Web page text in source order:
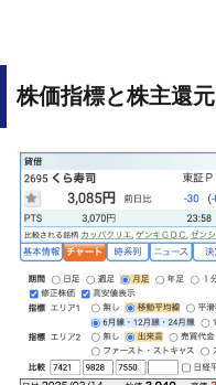
株価指標と株主還元